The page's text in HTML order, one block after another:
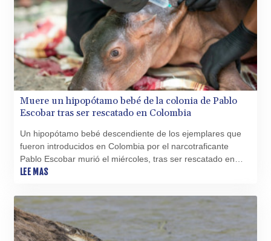
MMK 2421.882171
MNT 4148.114639
MOP 9.32038
MRU 46.367858
MUR 54.296451
MVR 17.833845
MWK 1999.984044
MXN 19.787625
MYR 4.718133
MZN 73.706953
NAD 18.737893
NGN 1574.178272
NPR 175.604157
NZD 1.964801
OMR 0.443526
PAB 1.153368
Muere un hipopótamo bebé de la colonia de Pablo
Escobar tras ser rescatado en Colombia
Un hipopótamo bebé descendiente de los ejemplares que
fueron introducidos en Colombia por el narcotraficante
Pablo Escobar murió el miércoles, tras ser rescatado en
estado de desnutrición, informó una corporación ambiental
LEE MAS